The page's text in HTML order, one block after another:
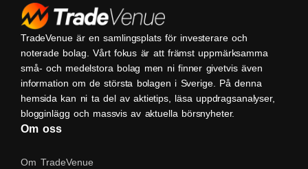
TradeVenue är en samlingsplats för investerare och
noterade bolag. Vårt fokus är att främst uppmärksamma
små- och medelstora bolag men ni finner givetvis även
information om de största bolagen i Sverige. På denna
hemsida kan ni ta del av aktietips, läsa uppdragsanalyser,
blogginlägg och massvis av aktuella börsnyheter.
Om oss
Om TradeVenue